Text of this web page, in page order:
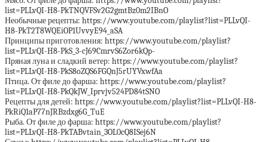
list=PLLvQI-H8-PkTNQVFSv2G2gmtBz0m2IBnO
Необычные рецепты: https://www.youtube.com/playlist?list=PLLvQI-
H8-PkT2T8WQEiOP1UvvyE94_aSA
Принципы приготовления: https://www.youtube.com/playlist?
list=PLLvQI-H8-PkS_3-cJ69CmrvS6Zor6kQp-
Пряная луна и сладкий ветер: https://www.youtube.com/playlist?
list=PLLvQI-H8-PkS8oZQS6FGQnJ5rUYVxwfAa
Птица. От филе до фарша: https://www.youtube.com/playlist?
list=PLLvQI-H8-PkQkJW_Iprvjv524PD84tSNO
Рецепты для детей: https://www.youtube.com/playlist?list=PLLvQI-H8-
PkRiQ1aP77nJRBzdxg6G_TuE
Рыба. От филе до фарша: https://www.youtube.com/playlist?
list=PLLvQI-H8-PkTABvtain_3OL0cQ8ISej6N